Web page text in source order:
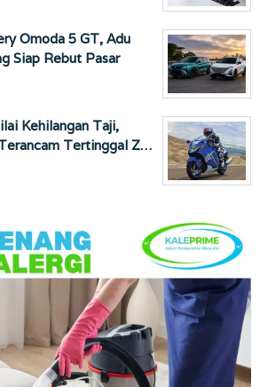
Omoda 5 GT, Adu
Siap Rebut Pasar
Kehilangan Taji,
Tertinggal Z…